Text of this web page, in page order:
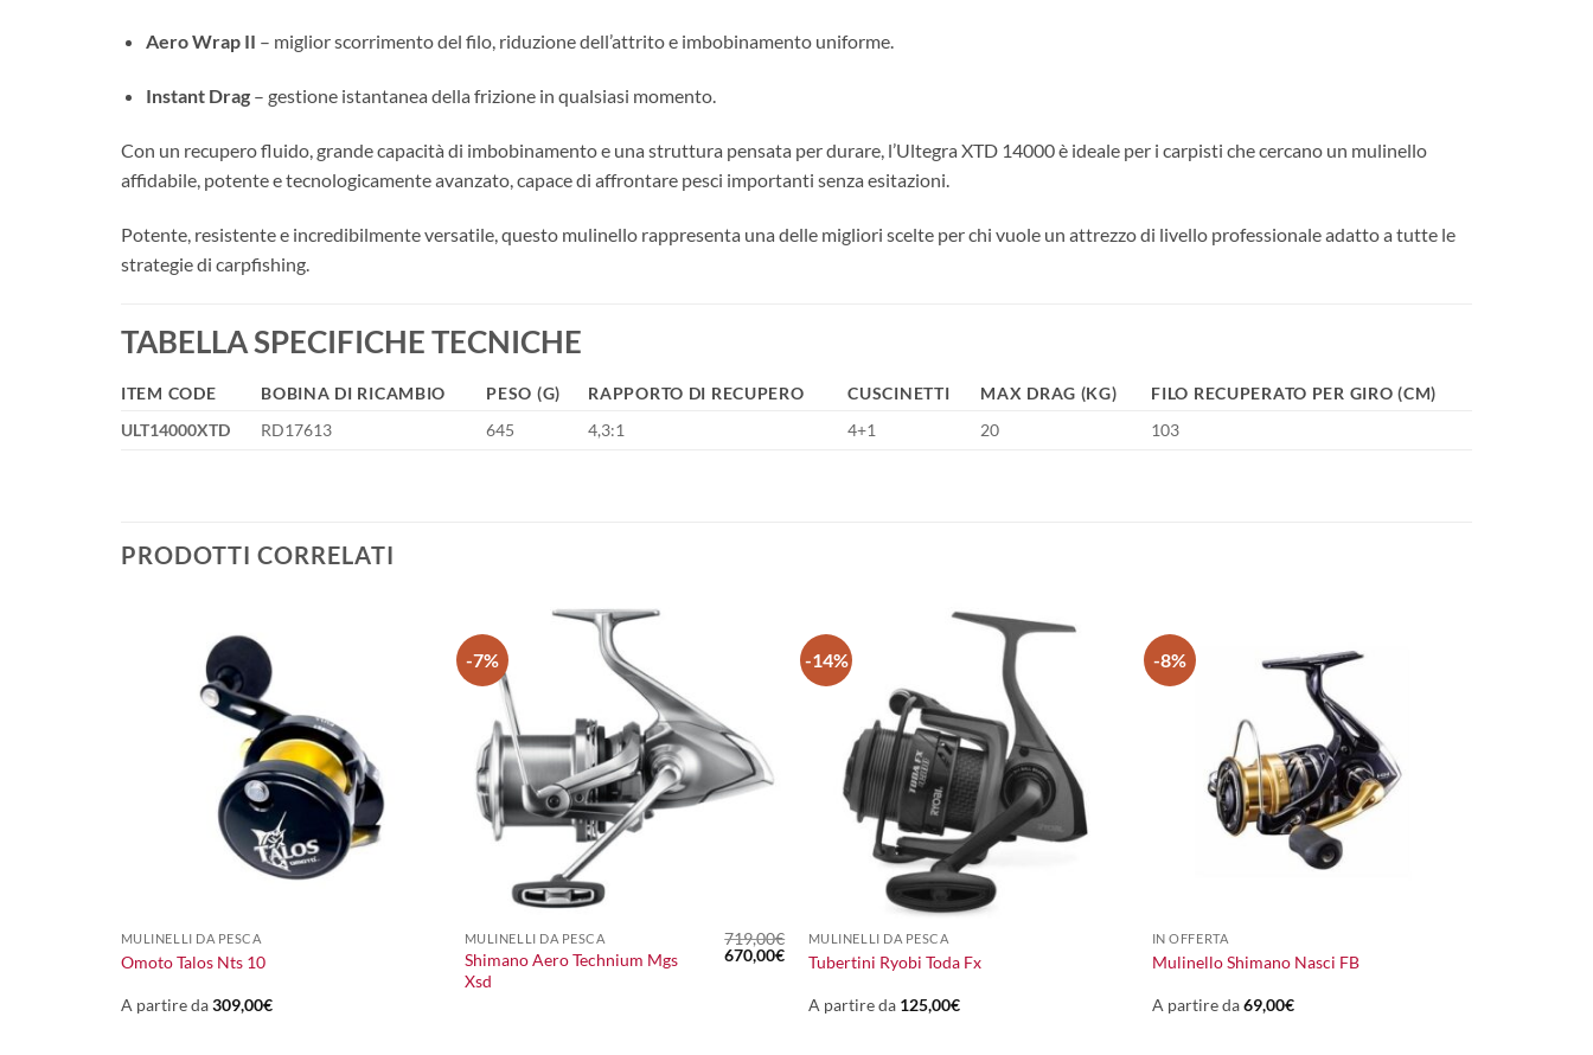
Aero Wrap II – miglior scorrimento del filo, riduzione dell’attrito e imbobinamento uniforme.
Instant Drag– gestione istantanea della frizione in qualsiasi momento.
Con un recupero fluido, grande capacità di imbobinamento e una struttura pensata per durare, l’Ultegra XTD 14000 è ideale per i carpisti che cercano un mulinello
affidabile, potente e tecnologicamente avanzato, capace di affrontare pesci importanti senza esitazioni.
Potente, resistente e incredibilmente versatile, questo mulinello rappresenta una delle migliori scelte per chi vuole un attrezzo di livello professionale adatto a tutte le
strategie di carpfishing.
TABELLA SPECIFICHE TECNICHE
ITEM CODE BOBINA DI RICAMBIO PESO (G) RAPPORTO DI RECUPERO CUSCINETTI MAX DRAG (KG)
FILO RECUPERATO PER GIRO (CM)
ULT14000XTD
RD17613 645 4,3:1 4+1 20 103
PRODOTTI CORRELATI
MULINELLI DA PESCA
Omoto Talos Nts 10
A partire da309,00€
-7%
MULINELLI DA PESCA
Shimano Aero Technium Mgs
Xsd
719,00€
Il
prezzo
670,00€Il
prezzo
670,00€.
-14%
MULINELLI DA PESCA
Tubertini Ryobi Toda Fx
A partire da 125,00€
-8%
IN OFFERTA
Mulinello Shimano Nasci FB
A partire da69,00€